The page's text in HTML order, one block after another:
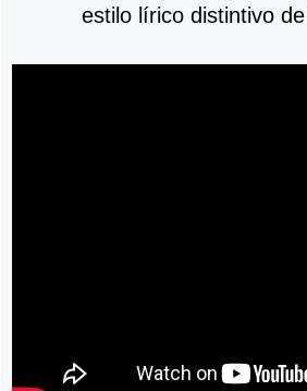
estilo lírico distintivo